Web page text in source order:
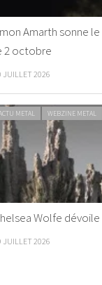
Amarth sonne
2 octobre
JUILLET 2026
METAL WEBZINE METAL
Wolfe dévoile
JUILLET 2026